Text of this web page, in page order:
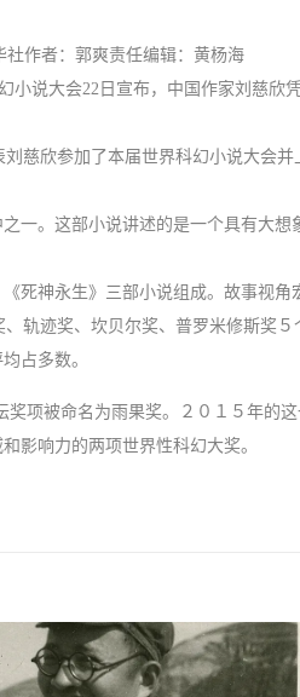
社作者：郭爽责任编辑：黄杨海
说大会22日宣布，中国作家刘慈欣
欣参加了本届世界科幻小说大会
。这部小说讲述的是一个具有大
神永生》三部小说组成。故事视角
迹奖、坎贝尔奖、普罗米修斯奖
占多数。
项被命名为雨果奖。２０１５年的
影响力的两项世界性科幻大奖。